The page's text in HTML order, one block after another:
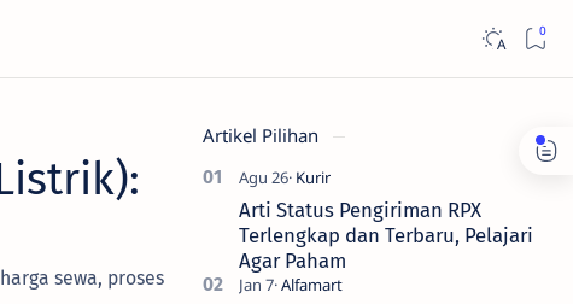
sewa, proses
Artikel Pilihan
Arti Status Pengiriman RPX
Terlengkap dan Terbaru, Pelajari
Agar Paham